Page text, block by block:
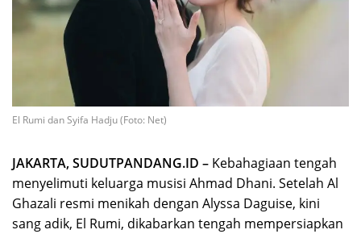
El Rumi dan Syifa Hadju (Foto: Net)
JAKARTA, SUDUTPANDANG.ID – Kebahagiaan tengah
menyelimuti keluarga musisi Ahmad Dhani. Setelah Al
Ghazali resmi menikah dengan Alyssa Daguise, kini
sang adik, El Rumi, dikabarkan tengah mempersiapkan